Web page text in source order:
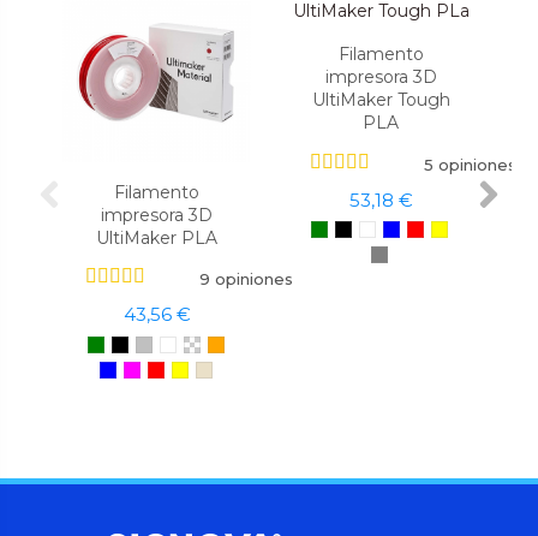
Filamento
impresora 3D
UltiMaker PLA
9 opiniones
43,56 €
Filamento
impresora 3D
UltiMaker Tough
PLA
5 opiniones
53,18 €